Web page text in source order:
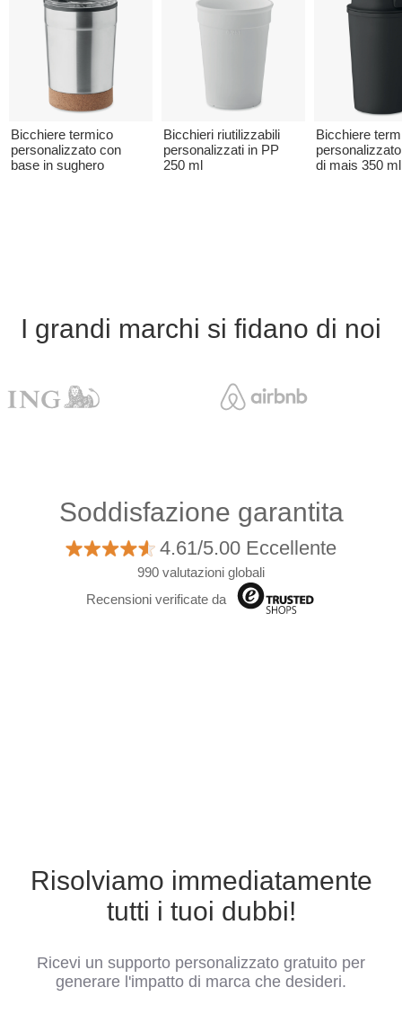
Bicchiere termico
personalizzato con
base in sughero
Bicchieri riutilizzabili
personalizzati in PP
250 ml
Bicchiere
di mais 350 ml
I grandi marchi si fidano di noi
Soddisfazione garantita
4.61/5.00 Eccellente
990 valutazioni globali
Recensioni verificate da
Risolviamo immediatamente
tutti i tuoi dubbi!
Ricevi un supporto personalizzato gratuito per
generare l'impatto di marca che desideri.